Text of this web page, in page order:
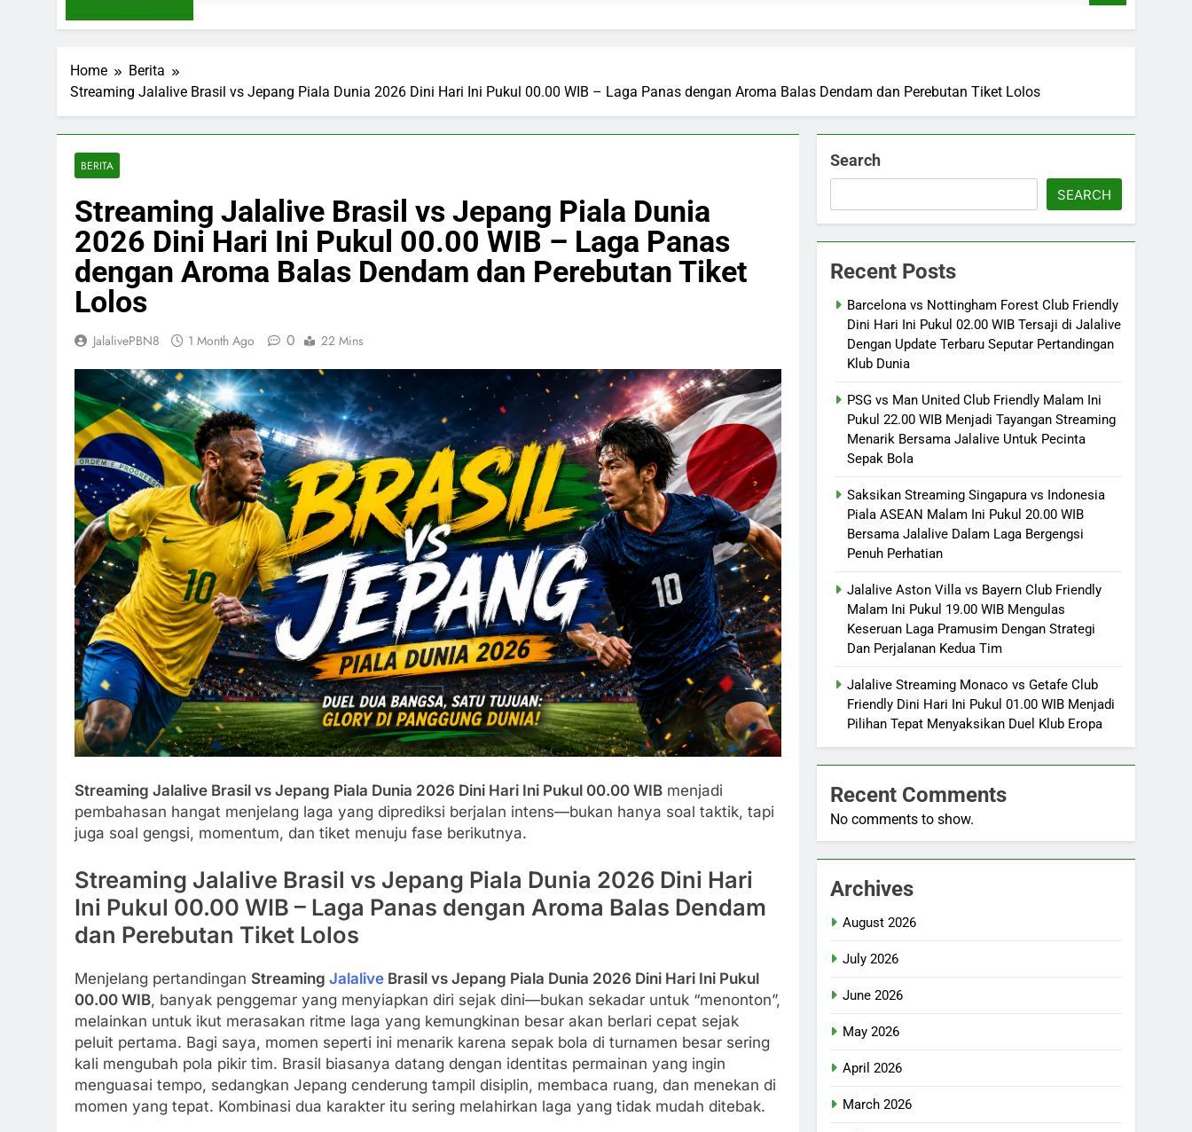
Home
Berita
Streaming Jalalive Brasil vs Jepang Piala Dunia 2026 Dini Hari Ini Pukul 00.00 WIB – Laga Panas dengan Aroma Balas Dendam dan Perebutan Tiket Lolos
BERITA
Streaming Jalalive Brasil vs Jepang Piala Dunia
2026 Dini Hari Ini Pukul 00.00 WIB – Laga Panas
dengan Aroma Balas Dendam dan Perebutan Tiket
Lolos
JalalivePBN8 1 Month Ago 0 22 Mins
Streaming Jalalive Brasil vs Jepang Piala Dunia 2026 Dini Hari Ini Pukul 00.00 WIB menjadi
pembahasan hangat menjelang laga yang diprediksi berjalan intens—bukan hanya soal taktik, tapi
juga soal gengsi, momentum, dan tiket menuju fase berikutnya.
Streaming Jalalive Brasil vs Jepang Piala Dunia 2026 Dini Hari
Ini Pukul 00.00 WIB – Laga Panas dengan Aroma Balas Dendam
dan Perebutan Tiket Lolos
Menjelang pertandingan Streaming Jalalive Brasil vs Jepang Piala Dunia 2026 Dini Hari Ini Pukul
00.00 WIB, banyak penggemar yang menyiapkan diri sejak dini—bukan sekadar untuk “menonton”,
melainkan untuk ikut merasakan ritme laga yang kemungkinan besar akan berlari cepat sejak
peluit pertama. Bagi saya, momen seperti ini menarik karena sepak bola di turnamen besar sering
kali mengubah pola pikir tim. Brasil biasanya datang dengan identitas permainan yang ingin
menguasai tempo, sedangkan Jepang cenderung tampil disiplin, membaca ruang, dan menekan di
momen yang tepat. Kombinasi dua karakter itu sering melahirkan laga yang tidak mudah ditebak.
Search
SEARCH
Recent Posts
Barcelona vs Nottingham Forest Club Friendly
Dini Hari Ini Pukul 02.00 WIB Tersaji di Jalalive
Dengan Update Terbaru Seputar Pertandingan
Klub Dunia
PSG vs Man United Club Friendly Malam Ini
Pukul 22.00 WIB Menjadi Tayangan Streaming
Menarik Bersama Jalalive Untuk Pecinta
Sepak Bola
Saksikan Streaming Singapura vs Indonesia
Piala ASEAN Malam Ini Pukul 20.00 WIB
Bersama Jalalive Dalam Laga Bergengsi
Penuh Perhatian
Jalalive Aston Villa vs Bayern Club Friendly
Malam Ini Pukul 19.00 WIB Mengulas
Keseruan Laga Pramusim Dengan Strategi
Dan Perjalanan Kedua Tim
Jalalive Streaming Monaco vs Getafe Club
Friendly Dini Hari Ini Pukul 01.00 WIB Menjadi
Pilihan Tepat Menyaksikan Duel Klub Eropa
Recent Comments
No comments to show.
Archives
August 2026
July 2026
June 2026
May 2026
April 2026
March 2026